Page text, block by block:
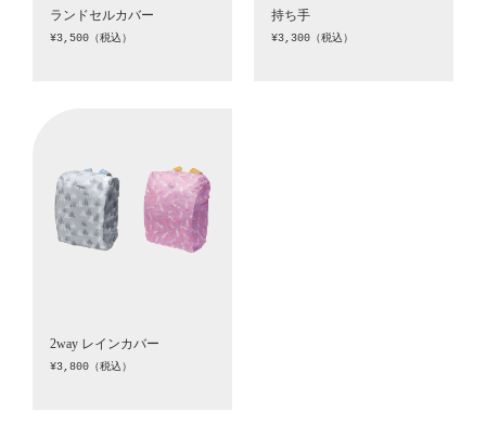
ランドセルカバー
¥3,500（税込）
持ち手
¥3,300（税込）
2way レインカバー
¥3,800（税込）